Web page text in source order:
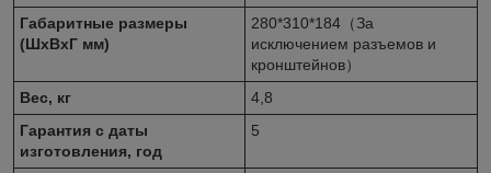
Габаритные размеры
(ШxВxГ мм)
280*310*184（За
исключением разъемов и
кронштейнов）
Вес, кг
4,8
Гарантия с даты
изготовления, год
5